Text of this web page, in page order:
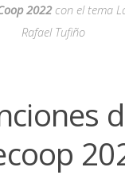
2022 con el tema
Rafael Tufiño